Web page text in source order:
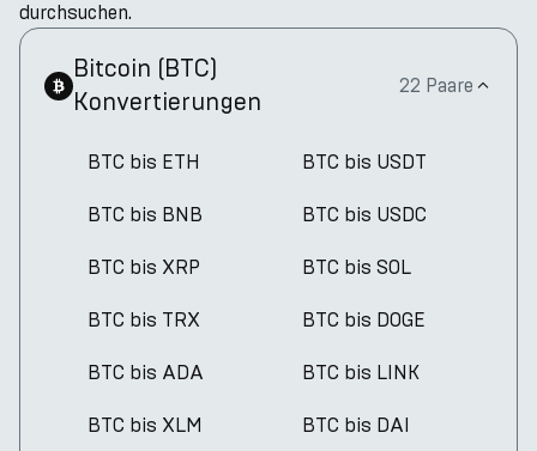
durchsuchen.
Bitcoin (BTC)
Konvertierungen
22 Paare
BTC bis ETH BTC bis USDT
BTC bis BNB BTC bis USDC
BTC bis XRP BTC bis SOL
BTC bis TRX BTC bis DOGE
BTC bis ADA BTC bis LINK
BTC bis XLM BTC bis DAI